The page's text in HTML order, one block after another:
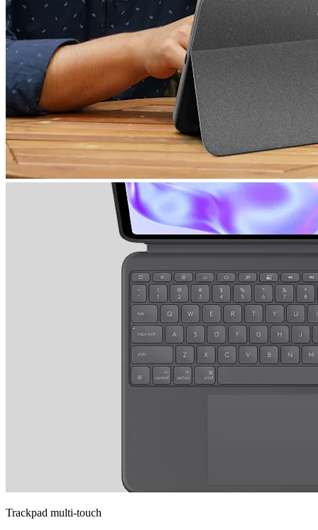
Trackpad multi-touch